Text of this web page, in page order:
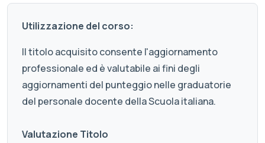
Utilizzazione del corso:
Il titolo acquisito consente l'aggiornamento
professionale ed è valutabile ai fini degli
aggiornamenti del punteggio nelle graduatorie
del personale docente della Scuola italiana.
Valutazione Titolo